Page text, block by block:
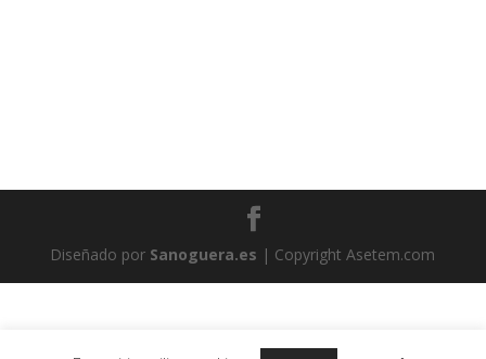
Diseñado por Sanoguera.es | Copyright Asetem.com